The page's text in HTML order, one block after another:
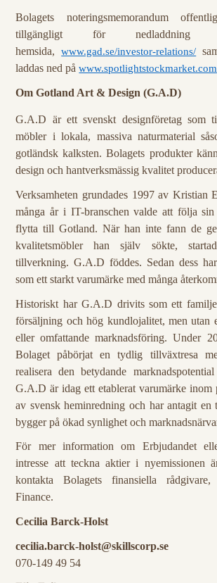
Bolagets noteringsmemorandum
tillgängligt för nedladdning
hemsida,
www.gad.se/investor-relations/
laddas ned påwww.spotlightstockmarket.com
Om Gotland Art & Design (G.A.D)
G.A.D är ett svenskt designföretag som
möbler i lokala, massiva naturmaterial
gotländsk kalksten. Bolagets produkter
design och hantverksmässig kvalitet
Verksamheten grundades 1997 av Kristian
många år i IT-branschen valde att följa
flytta till Gotland. När han inte fann de
kvalitetsmöbler han själv sökte,
tillverkning. G.A.D föddes. Sedan dess
som ett starkt varumärke med många
Historiskt har G.A.D drivits som ett
försäljning och hög kundlojalitet, men utan
eller omfattande marknadsföring. Under
Bolaget påbörjat en tydlig tillväxtresa
realisera den betydande
G.A.D är idag ett etablerat varumärke inom
av svensk heminredning och har antagit en
bygger på ökad synlighet och
För mer information om Erbjudandet
intresse att teckna aktier i nyemissionen
kontakta Bolagets finansiella
Finance.
Cecilia Barck-Holst
cecilia.barck-holst@skillscorp.se
070-149 49 54